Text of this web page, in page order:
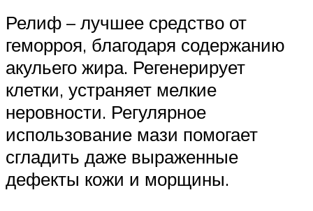
Релиф – лучшее средство от
геморроя, благодаря содержанию
акульего жира. Регенерирует
клетки, устраняет мелкие
неровности. Регулярное
использование мази помогает
сгладить даже выраженные
дефекты кожи и морщины.